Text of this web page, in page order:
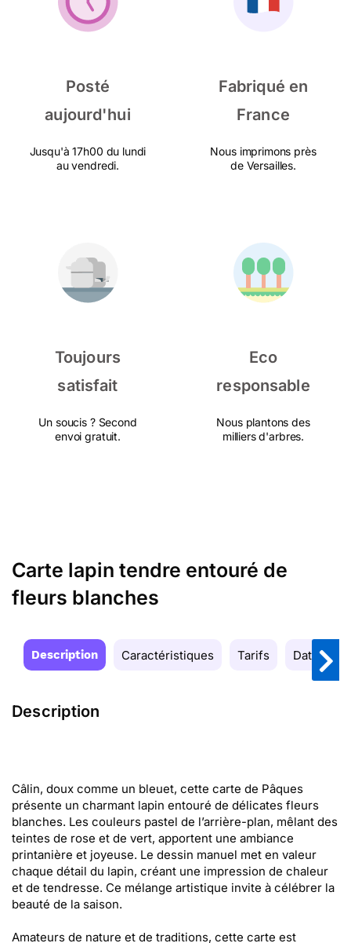
Posté
aujourd'hui
Jusqu'à 17h00 du lundi
au vendredi.
Fabriqué en
France
Nous imprimons près
de Versailles.
Toujours
satisfait
Un soucis ? Second
envoi gratuit.
Eco
responsable
Nous plantons des
milliers d'arbres.
Carte lapin tendre entouré de
fleurs blanches
Description Caractéristiques Tarifs Date de
Description
Câlin, doux comme un bleuet, cette carte de Pâques
présente un charmant lapin entouré de délicates fleurs
blanches. Les couleurs pastel de l’arrière-plan, mêlant des
teintes de rose et de vert, apportent une ambiance
printanière et joyeuse. Le dessin manuel met en valeur
chaque détail du lapin, créant une impression de chaleur
et de tendresse. Ce mélange artistique invite à célébrer la
beauté de la saison.
Amateurs de nature et de traditions, cette carte est